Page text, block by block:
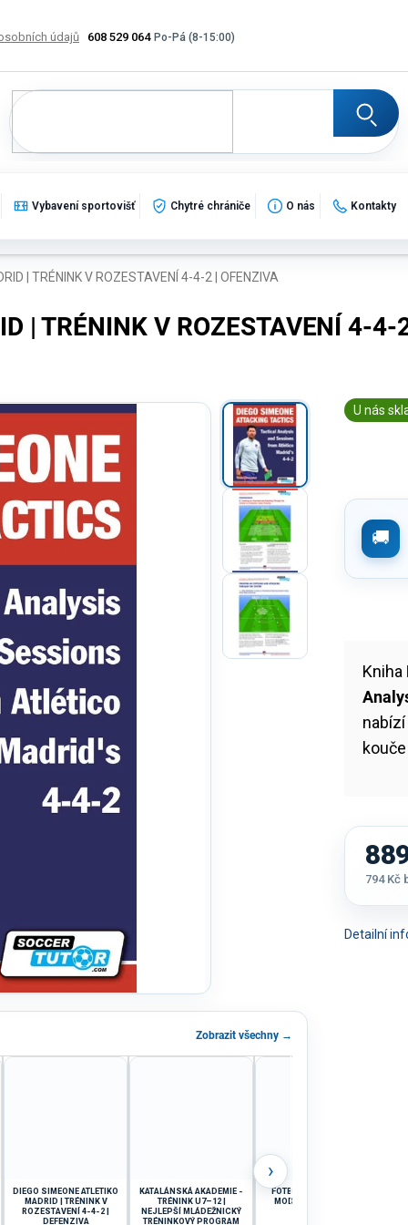
608 529 064
údajů Výměna, vrácení a reklamace zboží
Vybavení sportovišť Chytré chrániče O nás Kontakty
| TRÉNINK V ROZESTAVENÍ 4-4-2 | OFENZIVA
| TRÉNINK V ROZESTAVENÍ 4-4-
Zobrazit všechny →
DIEGO SIMEONE ATLETIKO
MADRID | TRÉNINK V
ROZESTAVENÍ 4-4-2 |
DEFENZIVA
KATALÁNSKÁ AKADEMIE -
TRÉNINK U7–12 |
NEJLEPŠÍ MLÁDEŽNICKÝ
TRÉNINKOVÝ PROGRAM
FOTBALOVÁ KONDICE:
MODERNÍ A VĚDECKÝ
›
U nás
Kniha
Detailní
794 Kč